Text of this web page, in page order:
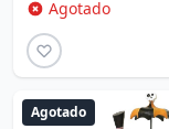
Agotado
Agotado